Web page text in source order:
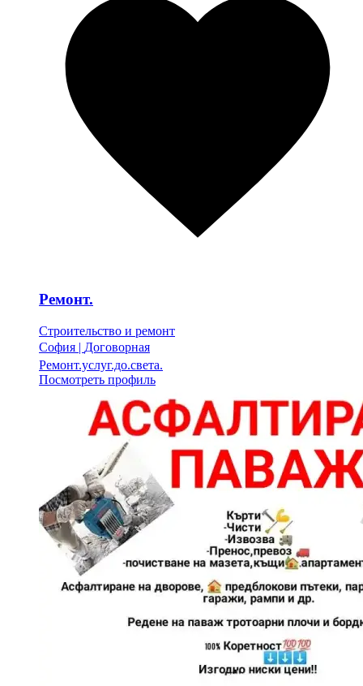
Ремонт.
Строительство и ремонт
София | Договорная
Ремонт.услуг.до.света.
Посмотреть профиль